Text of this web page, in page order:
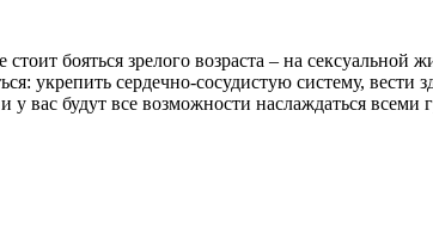
бояться зрелого возраста – на
укрепить сердечно-сосудистую систему,
у вас будут все возможности наслаждаться